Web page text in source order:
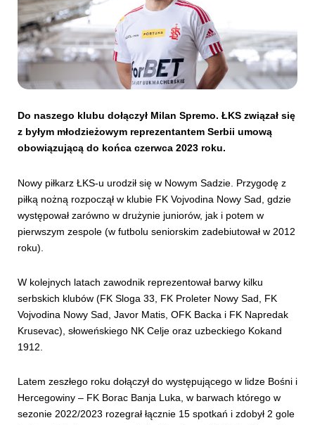
KUP BILET
Do naszego klubu dołączył Milan Spremo. ŁKS związał się
z byłym młodzieżowym reprezentantem Serbii umową
obowiązującą do końca czerwca 2023 roku.
Nowy piłkarz ŁKS-u urodził się w Nowym Sadzie. Przygodę z
piłką nożną rozpoczął w klubie FK Vojvodina Nowy Sad, gdzie
występował zarówno w drużynie juniorów, jak i potem w
pierwszym zespole (w futbolu seniorskim zadebiutował w 2012
roku).
W kolejnych latach zawodnik reprezentował barwy kilku
serbskich klubów (FK Sloga 33, FK Proleter Nowy Sad, FK
Vojvodina Nowy Sad, Javor Matis, OFK Backa i FK Napredak
Krusevac), słoweńskiego NK Celje oraz uzbeckiego Kokand
1912.
Latem zeszłego roku dołączył do występującego w lidze Bośni i
Hercegowiny – FK Borac Banja Luka, w barwach którego w
sezonie 2022/2023 rozegrał łącznie 15 spotkań i zdobył 2 gole